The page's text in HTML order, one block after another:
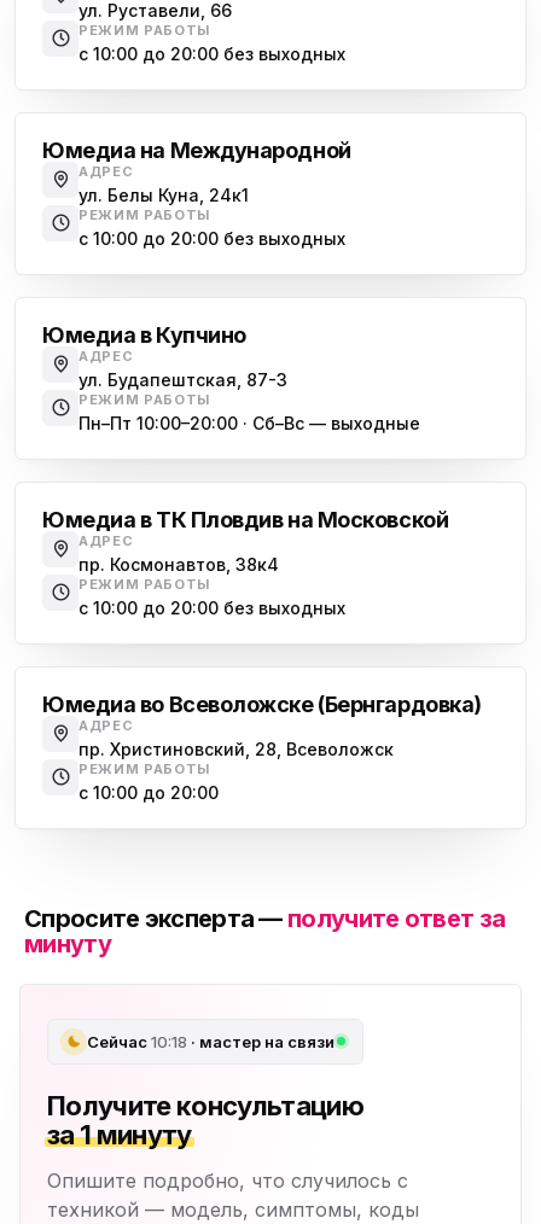
ул. Руставели, 66
РЕЖИМ РАБОТЫ
с 10:00 до 20:00 без выходных
Юмедиа на Международной
АДРЕС
ул. Белы Куна, 24к1
РЕЖИМ РАБОТЫ
с 10:00 до 20:00 без выходных
Юмедиа в Купчино
АДРЕС
ул. Будапештская, 87-3
РЕЖИМ РАБОТЫ
Пн–Пт 10:00–20:00 · Сб–Вс — выходные
Юмедиа в ТК Пловдив на Московской
АДРЕС
пр. Космонавтов, 38к4
РЕЖИМ РАБОТЫ
с 10:00 до 20:00 без выходных
Юмедиа во Всеволожске (Бернгардовка)
АДРЕС
пр. Христиновский, 28, Всеволожск
РЕЖИМ РАБОТЫ
с 10:00 до 20:00
Спросите эксперта — получите ответ за
минуту
Сейчас10:18 · мастер на связи
Получите консультацию
за 1 минуту
Опишите подробно, что случилось с
техникой — модель, симптомы, коды